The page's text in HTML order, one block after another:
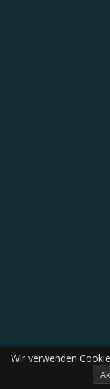
Wir verwenden